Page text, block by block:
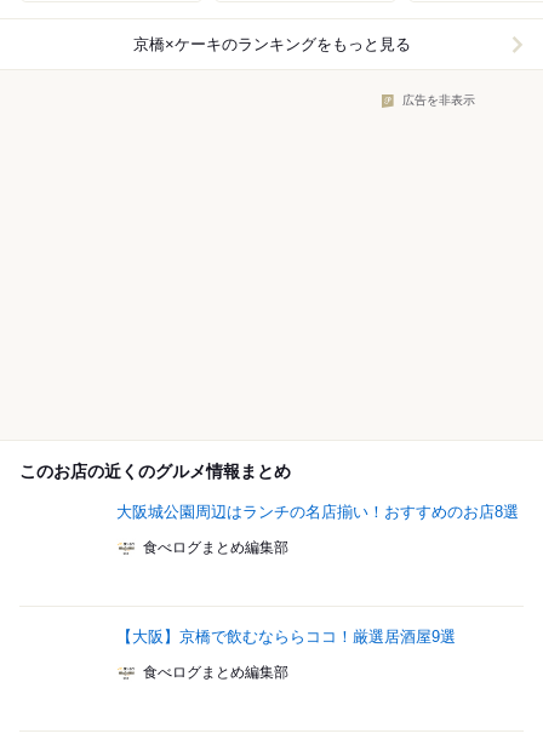
京橋×ケーキのランキングをもっと見る
広告を非表示
このお店の近くのグルメ情報まとめ
大阪城公園周辺はランチの名店揃い！おすすめのお店8選
食べログまとめ編集部
【大阪】京橋で飲むなららココ！厳選居酒屋9選
食べログまとめ編集部